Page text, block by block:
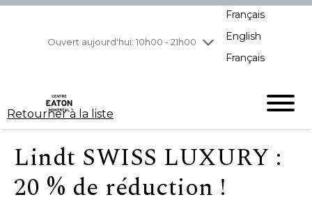
Ouvert aujourd'hui: 10h00 - 21h00
vendredi8/7
10h00 - 21h00
Français
English
Français
Retourner à la liste
Lindt SWISS LUXURY :
20 % de réduction !